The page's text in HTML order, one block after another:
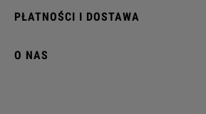
PŁATNOŚCI I DOSTAWA
O NAS